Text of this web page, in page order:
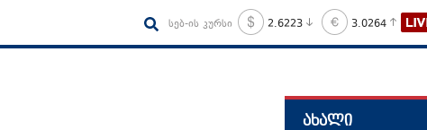
სებ-ის კურსი 2.6223 3.0264
ახალი